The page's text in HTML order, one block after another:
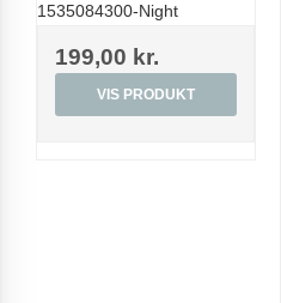
1535084300-Night
199,00 kr.
VIS PRODUKT